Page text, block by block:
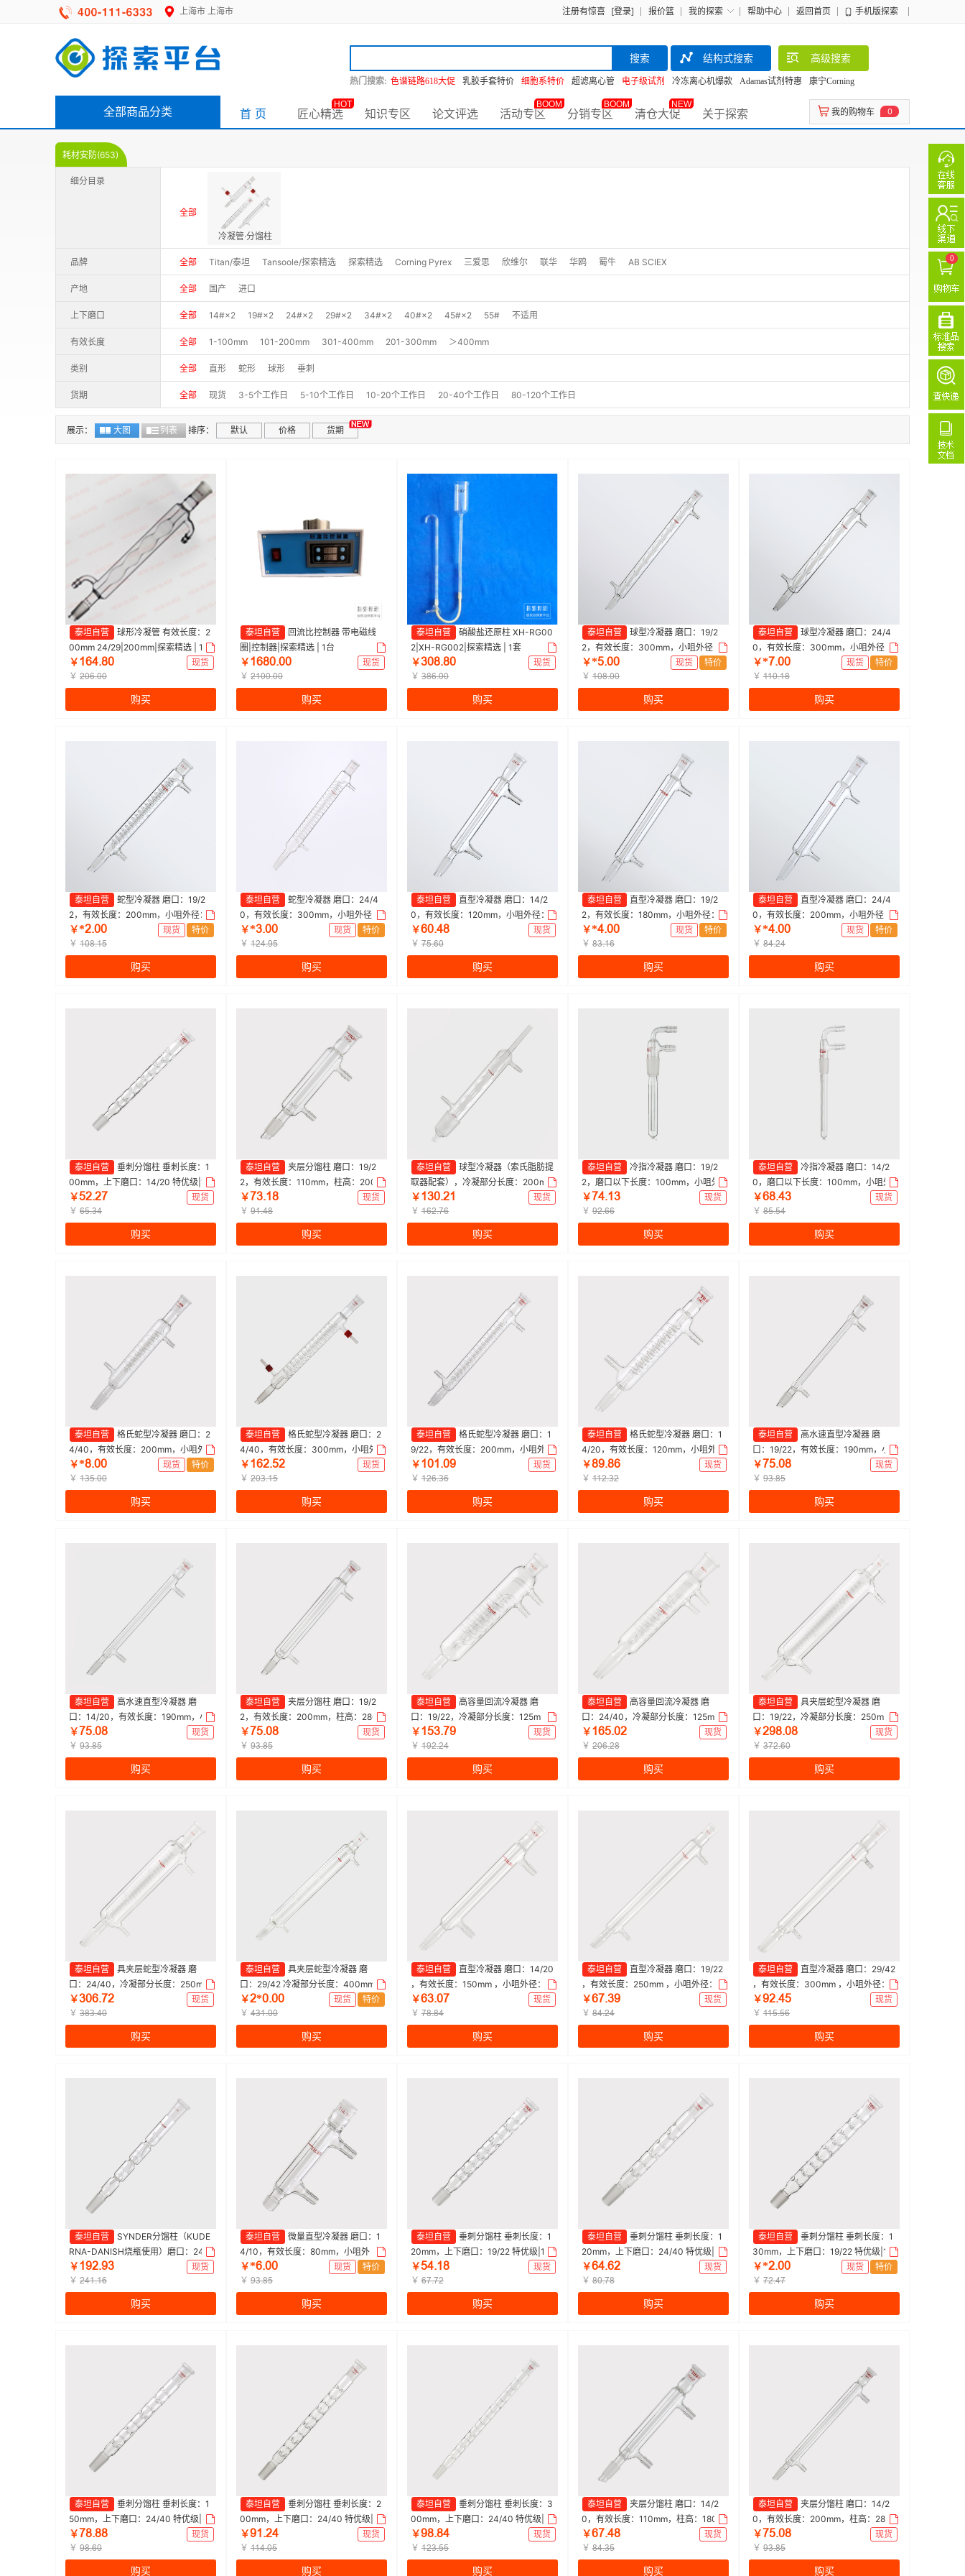
上海市 上海市 注册有惊喜 [登录] 报价篮 我的探索 帮助中心 返回首页 手机版探索
搜索 结构式搜索 高级搜索
热门搜索: 色谱链路618大促 乳胶手套特价 细胞系特价 超滤离心管 电子级试剂 冷冻离心机爆款 Adamas试剂特惠 康宁Corning
全部商品分类 首 页 匠心精选
HOT
知识专区 论文评选 活动专区
BOOM
分销专区
BOOM
清仓大促
NEW
关于探索 我的购物车 0
耗材安防(653)
细分目录
全部
冷凝管·分馏柱
品牌 全部 Titan/泰坦 Tansoole/探索精选 探索精选 Corning Pyrex 三爱思 欣维尔 联华 华鸥 蜀牛 AB SCIEX
产地 全部 国产 进口
上下磨口 全部 14#×2 19#×2 24#×2 29#×2 34#×2 40#×2 45#×2 55# 不适用
有效长度 全部 1-100mm 101-200mm 301-400mm 201-300mm ＞400mm
类别 全部 直形 蛇形 球形 垂刺
货期 全部 现货 3-5个工作日 5-10个工作日 10-20个工作日 20-40个工作日 80-120个工作日
展示： 大图 列表 排序： 默认 价格 货期
泰坦自营
球形冷凝管 有效长度：2
00mm 24/29|200mm|探索精选 | 1盒
（2个/盒）
￥ ǝƧȂŤȬř
现货
￥ ſřƧŤřř
购买
泰坦自营
回流比控制器 带电磁线
圈|控制器|探索精选 | 1台
￥ ǝƧȬřŤřř
现货
￥ ſǝřřŤřř
购买
泰坦自营
硝酸盐还原柱 XH-RG00
2|XH-RG002|探索精选 | 1套
￥ŁřȬŤȬř
现货
￥ ŁȬƧŤřř
购买
泰坦自营
球型冷凝器 磨口：19/2
2，有效长度：300mm，小咀外径：
8mm 特优级 爆款|300mm|Titan/泰
坦 | 1个
￥*œŤřř 特价
现货
￥ ǝřȬŤřř
购买
泰坦自营
球型冷凝器 磨口：24/4
0，有效长度：300mm，小咀外径：
10mm 特优级 爆款|300mm|Titan/泰
坦 | 1个
￥*ƚŤřř 特价
现货
￥ ǝǝřŤǝȬ
购买
泰坦自营
蛇型冷凝器 磨口：19/2
2，有效长度：200mm，小咀外径：
8mm 特优级|200mm|Titan/泰坦 | 1
个
￥*ſŤřř 特价
现货
￥ ǝřȬŤǝœ
购买
泰坦自营
蛇型冷凝器 磨口：24/4
0，有效长度：300mm，小咀外径：
10mm 特优级|300mm|Titan/泰坦 | 1
个
￥*ŁŤřř 特价
现货
￥ ǝſȂŤůœ
购买
泰坦自营
直型冷凝器 磨口：14/2
0，有效长度：120mm，小咀外径：8
mm 特优级|120mm|Titan/泰坦 | 1个
￥ƧřŤȂȬ
现货
￥ ƚœŤƧř
购买
泰坦自营
直型冷凝器 磨口：19/2
2，有效长度：180mm，小咀外径：8
mm 特优级 爆款|180mm|Titan/泰坦 |
1个
￥*ȂŤřř 特价
现货
￥ ȬŁŤǝƧ
购买
泰坦自营
直型冷凝器 磨口：24/4
0，有效长度：200mm，小咀外径：
10mm 特优级|200mm|Titan/泰坦 | 1
个
￥*ȂŤřř 特价
现货
￥ ȬȂŤſȂ
购买
泰坦自营
垂刺分馏柱 垂刺长度：1
00mm，上下磨口：14/20 特优级|10
0mm|Titan/泰坦 | 1个
￥œſŤſƚ
现货
￥ ƧœŤŁȂ
购买
泰坦自营
夹层分馏柱 磨口：19/2
2，有效长度：110mm，柱高：200m
m，小咀外径：8mm 特优级|110mm|
Titan/泰坦 | 1个
￥ƚŁŤǝȬ
现货
￥ ůǝŤȂȬ
购买
泰坦自营
球型冷凝器（索氏脂肪提
取器配套），冷凝部分长度：200m
m，磨口：45/50 特优级|45/50|Tita
n/泰坦 | 1个
￥ ǝŁřŤſǝ
现货
￥ ǝƧſŤƚƧ
购买
泰坦自营
冷指冷凝器 磨口：19/2
2，磨口以下长度：100mm，小咀外
径：8mm 特优级|19/22|Titan/泰坦 |
1个
￥ƚȂŤǝŁ
现货
￥ ůſŤƧƧ
购买
泰坦自营
冷指冷凝器 磨口：14/2
0，磨口以下长度：100mm，小咀外
径：8mm 特优级|14/20|Titan/泰坦 |
1个
￥ƧȬŤȂŁ
现货
￥ ȬœŤœȂ
购买
泰坦自营
格氏蛇型冷凝器 磨口：2
4/40，有效长度：200mm，小咀外
径：8mm 特优级|200mm|Titan/泰坦
| 1个
￥*ȬŤřř 特价
现货
￥ ǝŁœŤřř
购买
泰坦自营
格氏蛇型冷凝器 磨口：2
4/40，有效长度：300mm，小咀外
径：8mm 特优级|300mm|Titan/泰坦
| 1个
￥ ǝƧſŤœſ
现货
￥ ſřŁŤǝœ
购买
泰坦自营
格氏蛇型冷凝器 磨口：1
9/22，有效长度：200mm，小咀外
径：8mm 特优级|200mm|Titan/泰坦
| 1个
￥ ǝřǝŤřů
现货
￥ ǝſƧŤŁƧ
购买
泰坦自营
格氏蛇型冷凝器 磨口：1
4/20，有效长度：120mm，小咀外
径：8mm 特优级|120mm|Titan/泰坦
| 1个
￥ȬůŤȬƧ
现货
￥ ǝǝſŤŁſ
购买
泰坦自营
高水速直型冷凝器 磨
口：19/22，有效长度：190mm，小
咀外径：8mm 特优级|190mm|Titan/
泰坦 | 1个
￥ƚœŤřȬ
现货
￥ ůŁŤȬœ
购买
泰坦自营
高水速直型冷凝器 磨
口：14/20，有效长度：190mm，小
咀外径：8mm 特优级|190mm|Titan/
泰坦 | 1个
￥ƚœŤřȬ
现货
￥ ůŁŤȬœ
购买
泰坦自营
夹层分馏柱 磨口：19/2
2，有效长度：200mm，柱高：280
mm，小咀外径：8mm 特优级|200m
m|Titan/泰坦 | 1个
￥ƚœŤřȬ
现货
￥ ůŁŤȬœ
购买
泰坦自营
高容量回流冷凝器 磨
口：19/22，冷凝部分长度：125m
m，小咀外径：8mm 特优级|125mm|
Titan/泰坦 | 1个
￥ ǝœŁŤƚů
现货
￥ ǝůſŤſȂ
购买
泰坦自营
高容量回流冷凝器 磨
口：24/40，冷凝部分长度：125m
m，小咀外径：10mm 特优级|125mm
|Titan/泰坦 | 1个
￥ ǝƧœŤřſ
现货
￥ ſřƧŤſȬ
购买
泰坦自营
具夹层蛇型冷凝器 磨
口：19/22，冷凝部分长度：250m
m，小咀外径：10mm 特优级|250m
m|Titan/泰坦 | 1个
￥ſůȬŤřȬ
现货
￥ ŁƚſŤƧř
购买
泰坦自营
具夹层蛇型冷凝器 磨
口：24/40，冷凝部分长度：250m
m，小咀外径：10mm 特优级|250m
m|Titan/泰坦 | 1个
￥ŁřƧŤƚſ
现货
￥ ŁȬŁŤȂř
购买
泰坦自营
具夹层蛇型冷凝器 磨
口：29/42 冷凝部分长度：400mm
小咀外径：10mm 特优级|400mm|Tit
an/泰坦 | 1个
￥ſ*řŤřř 特价
现货
￥ ȂŁǝŤřř
购买
泰坦自营
直型冷凝器 磨口：14/20
，有效长度：150mm ，小咀外径：8
mm 特优级|150mm|Titan/泰坦 | 1个
￥ƧŁŤřƚ
现货
￥ ƚȬŤȬȂ
购买
泰坦自营
直型冷凝器 磨口：19/22
，有效长度：250mm ，小咀外径：8
mm 特优级|250mm|Titan/泰坦 | 1个
￥ƧƚŤŁů
现货
￥ ȬȂŤſȂ
购买
泰坦自营
直型冷凝器 磨口：29/42
，有效长度：300mm ，小咀外径：1
0mm 特优级|300mm|Titan/泰坦 | 1
个
￥ůſŤȂœ
现货
￥ ǝǝœŤœƧ
购买
泰坦自营
SYNDER分馏柱（KUDE
RNA-DANISH烧瓶使用）磨口：24/4
0，柱高：150mm，总高：300mm
特优级|SYNDER分馏柱300mm|Tita
n/泰坦 | 1个
￥ ǝůſŤůŁ
现货
￥ ſȂǝŤǝƧ
购买
泰坦自营
微量直型冷凝器 磨口：1
4/10，有效长度：80mm，小咀外
径：8mm 特优级|80mm|Titan/泰坦 |
1个
￥*ƧŤřř 特价
现货
￥ ůŁŤȬœ
购买
泰坦自营
垂刺分馏柱 垂刺长度：1
20mm，上下磨口：19/22 特优级|12
0mm|Titan/泰坦 | 1个
￥œȂŤǝȬ
现货
￥ ƧƚŤƚſ
购买
泰坦自营
垂刺分馏柱 垂刺长度：1
20mm，上下磨口：24/40 特优级|12
0mm|Titan/泰坦 | 1个
￥ƧȂŤƧſ
现货
￥ ȬřŤƚȬ
购买
泰坦自营
垂刺分馏柱 垂刺长度：1
30mm，上下磨口：19/22 特优级|13
0mm|Titan/泰坦 | 1个
￥*ſŤřř 特价
现货
￥ ƚſŤȂƚ
购买
泰坦自营
垂刺分馏柱 垂刺长度：1
50mm，上下磨口：24/40 特优级|15
0mm|Titan/泰坦 | 1个
￥ƚȬŤȬȬ
现货
￥ ůȬŤƧř
购买
泰坦自营
垂刺分馏柱 垂刺长度：2
00mm，上下磨口：24/40 特优级|2
00mm|Titan/泰坦 | 1个
￥ůǝŤſȂ
现货
￥ ǝǝȂŤřœ
购买
泰坦自营
垂刺分馏柱 垂刺长度：3
00mm，上下磨口：24/40 特优级|3
00mm|Titan/泰坦 | 1个
￥ůȬŤȬȂ
现货
￥ ǝſŁŤœœ
购买
泰坦自营
夹层分馏柱 磨口：14/2
0，有效长度：110mm，柱高：180m
m，小咀外径：8mm 特优级|110mm|
Titan/泰坦 | 1个
￥ƧƚŤȂȬ
现货
￥ ȬȂŤŁœ
购买
泰坦自营
夹层分馏柱 磨口：14/2
0，有效长度：200mm，柱高：280
mm，小咀外径：8mm 特优级|200m
m|Titan/泰坦 | 1个
￥ƚœŤřȬ
现货
￥ ůŁŤȬœ
购买
0